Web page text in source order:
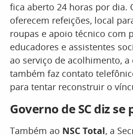
fica aberto 24 horas por dia.
oferecem refeições, local
roupas e apoio técnico com
educadores e assistentes
ao serviço de acolhimento, a
também faz contato
para tentar reconstruir o
Governo de SC diz
Também ao NSC Total, a